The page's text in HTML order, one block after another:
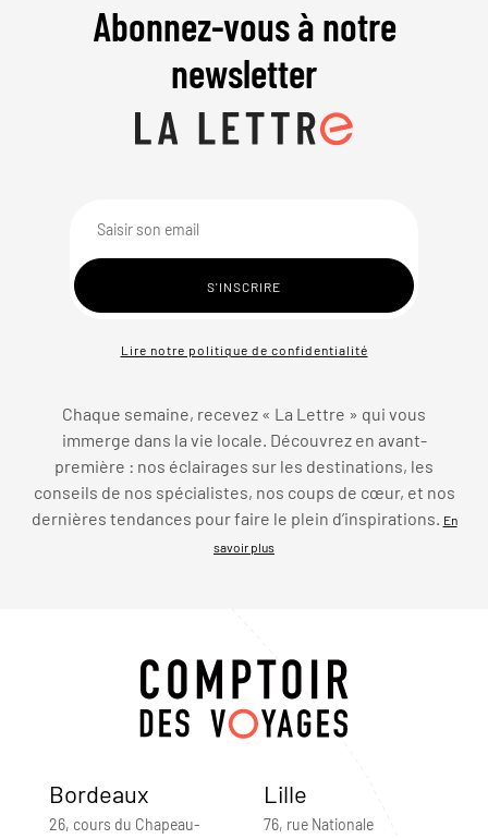
Abonnez-vous à notre
newsletter
Lire notre politique de confidentialité
Chaque semaine, recevez « La Lettre » qui vous
immerge dans la vie locale. Découvrez en avant-
première : nos éclairages sur les destinations, les
conseils de nos spécialistes, nos coups de cœur, et nos
dernières tendances pour faire le plein d’inspirations. En
savoir plus
Bordeaux
26, cours du Chapeau-
Lille
76, rue Nationale